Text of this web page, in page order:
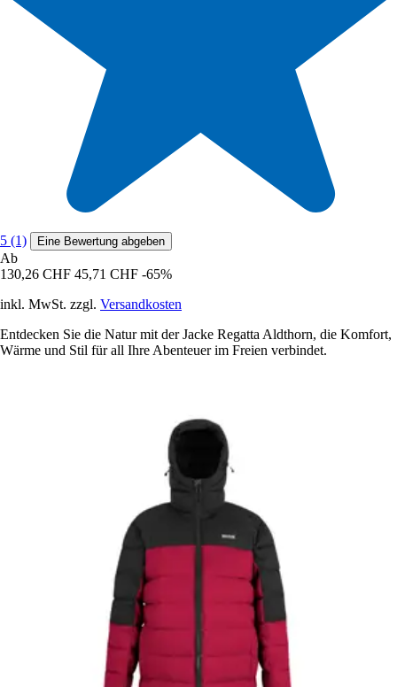
5 (1) Eine Bewertung abgeben
Ab
130,26 CHF 45,71 CHF -65%
inkl. MwSt. zzgl. Versandkosten
Entdecken Sie die Natur mit der Jacke Regatta Aldthorn, die Komfort,
Wärme und Stil für all Ihre Abenteuer im Freien verbindet.